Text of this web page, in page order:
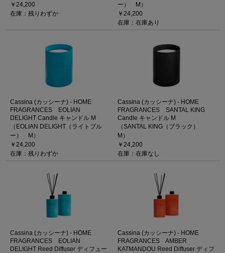
￥24,200
在庫：残りわずか
ー） M）
￥24,200
在庫：在庫あり
Cassina (カッシーナ) - HOME
FRAGRANCES EOLIAN
DELIGHT Candle キャンドル M
（EOLIAN DELIGHT（ライトブル
ー） M）
￥24,200
在庫：残りわずか
Cassina (カッシーナ) - HOME
FRAGRANCES SANTAL KING
Candle キャンドル M
（SANTAL KING（ブラック）
M）
￥24,200
在庫：在庫なし
Cassina (カッシーナ) - HOME
FRAGRANCES EOLIAN
DELIGHT Reed Diffuser ディフュー
Cassina (カッシーナ) - HOME
FRAGRANCES AMBER
KATMANDOU Reed Diffuser ディフ